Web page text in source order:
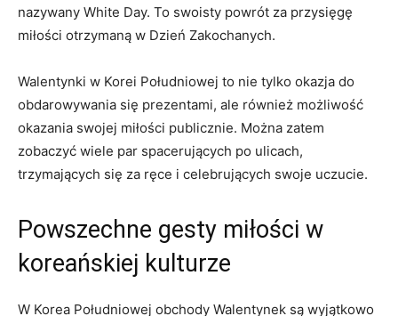
nazywany ⁤White Day. ⁣To swoisty ‌powrót za‌ przysięgę
miłości otrzymaną w Dzień Zakochanych.
Walentynki ​w Korei​ Południowej to nie tylko okazja do
obdarowywania⁤ się prezentami, ale również możliwość
okazania swojej miłości publicznie.⁤ Można zatem
zobaczyć wiele par spacerujących po ulicach,
trzymających się ‍za ręce i celebrujących swoje uczucie.
Powszechne gesty ⁢miłości ‍w
koreańskiej ⁢kulturze
W Korea Południowej obchody Walentynek są wyjątkowo